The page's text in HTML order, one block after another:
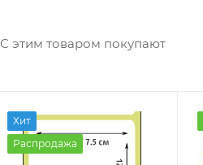
С этим товаром покупают
Хит
Распродажа